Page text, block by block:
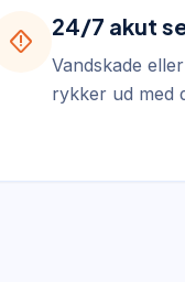
emergency_home
24/7 akut
Vandskade
rykker ud med